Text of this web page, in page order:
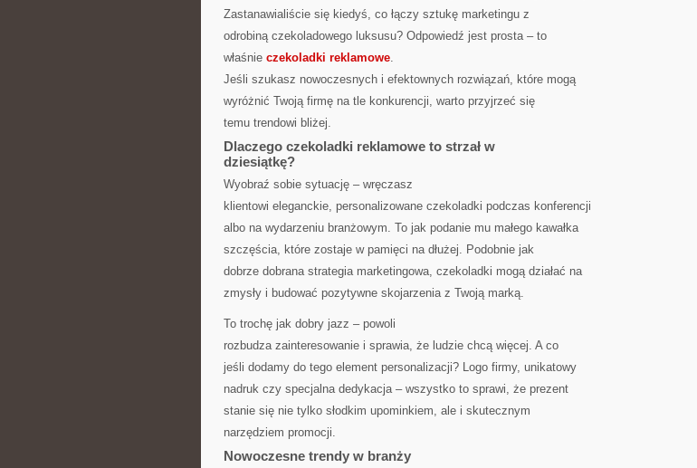
Zastanawialiście się kiedyś, co łączy sztukę marketingu z
odrobiną czekoladowego luksusu? Odpowiedź jest prosta – to
właśnie czekoladki reklamowe.
Jeśli szukasz nowoczesnych i efektownych rozwiązań, które mogą
wyróżnić Twoją firmę na tle konkurencji, warto przyjrzeć się
temu trendowi bliżej.
Dlaczego czekoladki reklamowe to strzał w
dziesiątkę?
Wyobraź sobie sytuację – wręczasz
klientowi eleganckie, personalizowane czekoladki podczas konferencji
albo na wydarzeniu branżowym. To jak podanie mu małego kawałka
szczęścia, które zostaje w pamięci na dłużej. Podobnie jak
dobrze dobrana strategia marketingowa, czekoladki mogą działać na
zmysły i budować pozytywne skojarzenia z Twoją marką.
To trochę jak dobry jazz – powoli
rozbudza zainteresowanie i sprawia, że ludzie chcą więcej. A co
jeśli dodamy do tego element personalizacji? Logo firmy, unikatowy
nadruk czy specjalna dedykacja – wszystko to sprawi, że prezent
stanie się nie tylko słodkim upominkiem, ale i skutecznym
narzędziem promocji.
Nowoczesne trendy w branży